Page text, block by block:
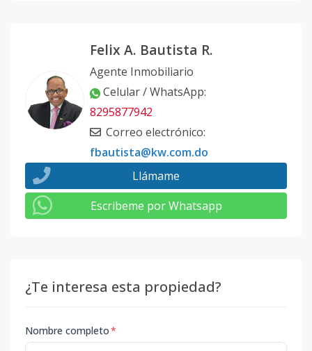
Felix A. Bautista R.
Agente Inmobiliario
Celular / WhatsApp:
8295877942
Correo electrónico:
fbautista@kw.com.do
Llámame
Escribeme por Whatsapp
¿Te interesa esta propiedad?
Nombre completo*